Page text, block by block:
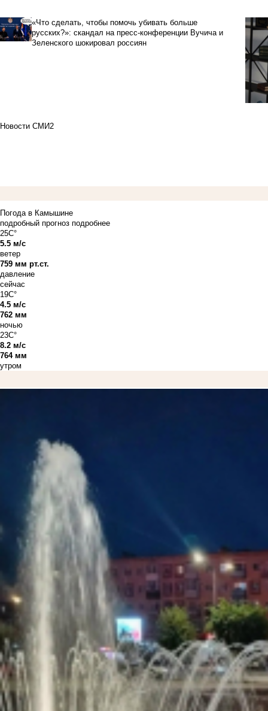
«Что сделать, чтобы помочь убивать больше
русских?»: скандал на пресс-конференции Вучича и
Зеленского шокировал россиян
Новости СМИ2
Погода в Камышине
подробный прогноз подробнее
25C°
5.5 м/с
ветер
759 мм рт.ст.
давление
сейчас
19C°
4.5 м/с
762 мм
ночью
23C°
8.2 м/с
764 мм
утром